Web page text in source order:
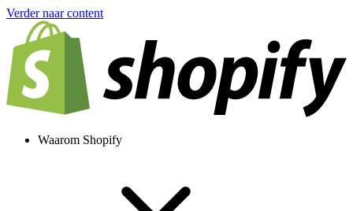
Verder naar content
Waarom Shopify